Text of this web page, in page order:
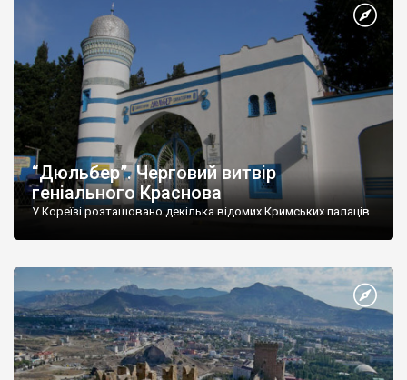
“Дюльбер”. Черговий витвір
геніального Краснова
У Кореїзі розташовано декілька відомих Кримських палаців.